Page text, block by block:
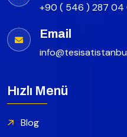
+90 ( 546 ) 287 04
Email
Hızlı Menü
Blog